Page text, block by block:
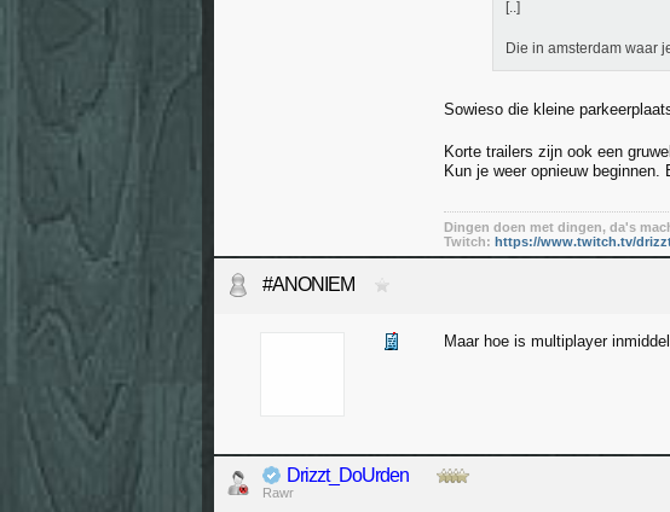
[..]
Die in amsterdam waar
Sowieso die kleine
Korte trailers zijn ook een
Kun je weer opnieuw
Dingen doen met dingen, da's
Twitch: https://www.twitch.tv/
#ANONIEM
Maar hoe is multiplayer
Drizzt_DoUrden
Rawr